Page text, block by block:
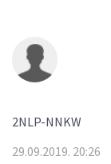
2NLP-NNKW
29.09.2019. 20:26